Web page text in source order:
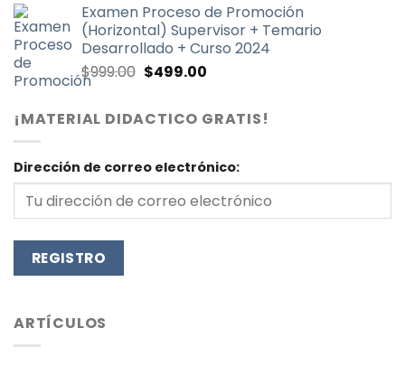
original
era:
$999.00.
actual
es:
$499.00.
Examen Proceso de Promoción
(Horizontal) Supervisor + Temario
Desarrollado + Curso 2024
$999.00 El
original
era:
$499.00El
actual
es:
¡MATERIAL DIDACTICO GRATIS!
Dirección de correo electrónico:
ARTÍCULOS